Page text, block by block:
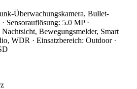
Überwachungskamera, Bullet-
Sensorauflösung: 5.0 MP ·
Bewegungsmelder, Smart
WDR · Einsatzbereich: Outdoor ·